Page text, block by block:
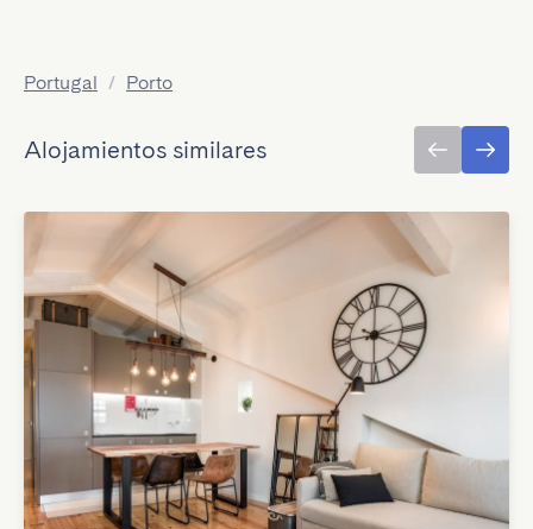
Portugal / Porto
Alojamientos similares